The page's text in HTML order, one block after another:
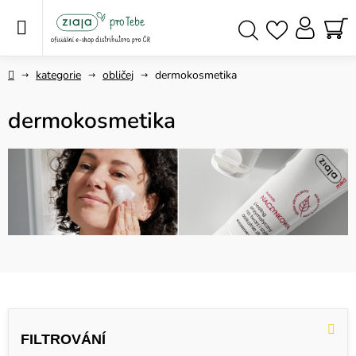
Domůkategorie obličej dermokosmetika
dermokosmetika
V